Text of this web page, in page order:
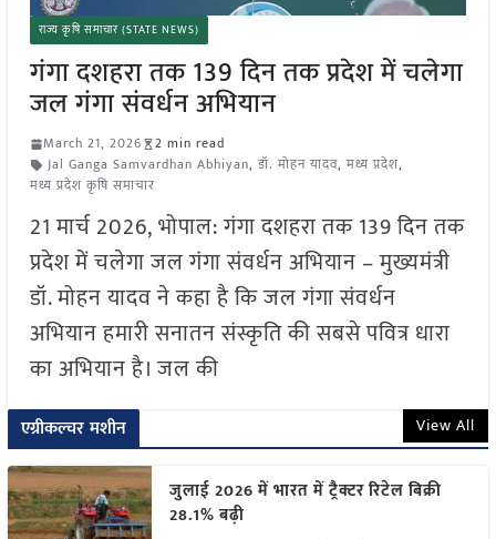
राज्य कृषि समाचार (STATE NEWS)
गंगा दशहरा तक 139 दिन तक प्रदेश में चलेगा
जल गंगा संवर्धन अभियान
March 21, 2026
2 min read
Jal Ganga Samvardhan Abhiyan, डॉ. मोहन यादव, मध्य प्रदेश,
मध्य प्रदेश कृषि समाचार
21 मार्च 2026, भोपाल: गंगा दशहरा तक 139 दिन तक
प्रदेश में चलेगा जल गंगा संवर्धन अभियान – मुख्यमंत्री
डॉ. मोहन यादव ने कहा है कि जल गंगा संवर्धन
अभियान हमारी सनातन संस्कृति की सबसे पवित्र धारा
का अभियान है। जल की
एग्रीकल्चर मशीन View All
जुलाई 2026 में भारत में ट्रैक्टर रिटेल बिक्री
28.1% बढ़ी